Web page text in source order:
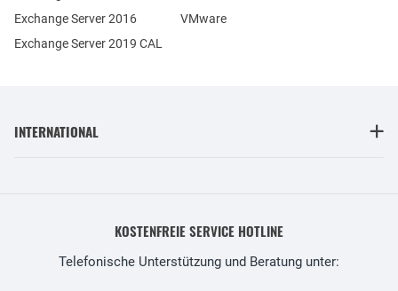
Exchange Server 2016
Exchange Server 2019 CAL
VMware
INTERNATIONAL
KOSTENFREIE SERVICE HOTLINE
Telefonische Unterstützung und Beratung unter: